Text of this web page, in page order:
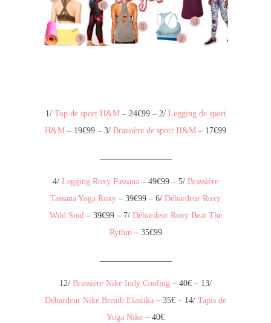
1/ Top de sport H&M– 24€99 – 2/ Legging de sport
H&M – 19€99 – 3/ Brassière de sport H&M – 17€99
4/ Legging Roxy Passana – 49€99 – 5/ Brassière
Tassana Yoga Roxy – 39€99 – 6/ Débardeur Roxy
Wild Soul– 39€99 – 7/ Débardeur Roxy Beat The
Rythm– 35€99
12/ Brassière Nike Indy Cooling – 40€ – 13/
Débardeur Nike Breath Elastika – 35€ – 14/ Tapis de
Yoga Nike – 40€